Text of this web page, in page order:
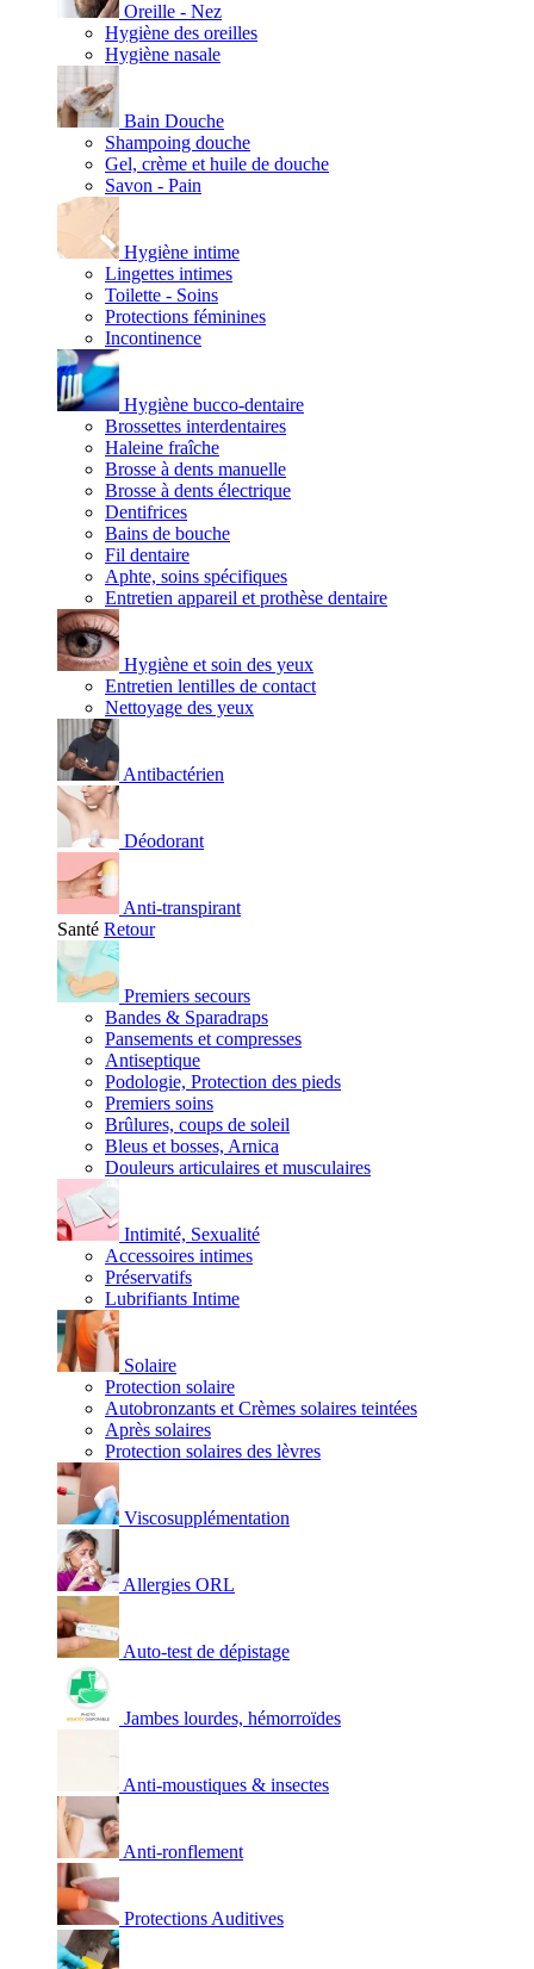
Oreille - Nez
Hygiène des oreilles
Hygiène nasale
Bain Douche
Shampoing douche
Gel, crème et huile de douche
Savon - Pain
Hygiène intime
Lingettes intimes
Toilette - Soins
Protections féminines
Incontinence
Hygiène bucco-dentaire
Brossettes interdentaires
Haleine fraîche
Brosse à dents manuelle
Brosse à dents électrique
Dentifrices
Bains de bouche
Fil dentaire
Aphte, soins spécifiques
Entretien appareil et prothèse dentaire
Hygiène et soin des yeux
Entretien lentilles de contact
Nettoyage des yeux
Antibactérien
Déodorant
Anti-transpirant
Santé Retour
Premiers secours
Bandes & Sparadraps
Pansements et compresses
Antiseptique
Podologie, Protection des pieds
Premiers soins
Brûlures, coups de soleil
Bleus et bosses, Arnica
Douleurs articulaires et musculaires
Intimité, Sexualité
Accessoires intimes
Préservatifs
Lubrifiants Intime
Solaire
Protection solaire
Autobronzants et Crèmes solaires teintées
Après solaires
Protection solaires des lèvres
Viscosupplémentation
Allergies ORL
Auto-test de dépistage
Jambes lourdes, hémorroïdes
Anti-moustiques & insectes
Anti-ronflement
Protections Auditives